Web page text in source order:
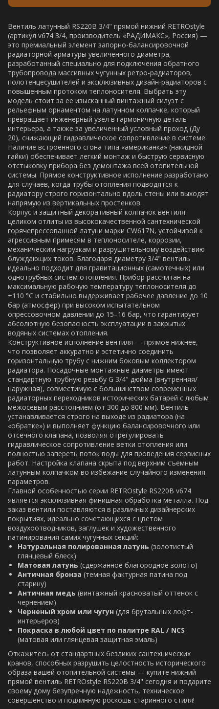
Вентиль латунный RS220B 3/4" прямой нижний RETROstyle
(артикул v674 3/4, производитель «РАДИМАКС», Россия) —
это премиальный элемент запорно-балансировочной
радиаторной арматуры увеличенного диаметра,
разработанный специально для подключения обратного
трубопровода массивных чугунных ретро-радиаторов,
полотенцесушителей и эксклюзивных дизайн-радиаторов с
повышенным протоком теплоносителя. Выбрать эту
модель стоит за ее изысканный винтажный силуэт с
рельефным орнаментом на латунном колпачке, который
превращает инженерный узел в гармоничную деталь
интерьера, а также за увеличенный условный проход (Ду
20), снижающий гидравлическое сопротивление в системе.
Наличие встроенного сгона типа «американка» (накидной
гайки) обеспечивает легкий монтаж и быструю сервисную
отстыковку прибора без демонтажа всей отопительной
системы. Прямое конструктивное исполнение разработано
для случаев, когда трубы отопления подводятся к
радиатору строго горизонтально вдоль стены или выходят
напрямую из вертикальных простенков.
Корпус и защитный декоративный колпачок вентиля
целиком отлиты из высококачественной сантехнической
горячепрессованной латуни марки CW617N, устойчивой к
агрессивным примесям в теплоносителе, коррозии,
механическим нагрузкам и разрушительному воздействию
блуждающих токов. Благодаря диаметру 3/4" вентиль
идеально подходит для гравитационных (самотечных) или
однотрубных систем отопления. Прибор рассчитан на
максимальную рабочую температуру теплоносителя до
+110 °C и стабильно выдерживает рабочее давление до 10
бар (атмосфер) при высоком испытательном
опрессовочном давлении до 15–16 бар, что гарантирует
абсолютную безопасность эксплуатации в закрытых
водяных системах отопления.
Конструктивное исполнение вентиля — прямое нижнее,
что позволяет аккуратно и эстетично соединить
горизонтальную трубу с нижним боковым коллектором
радиатора. Посадочные монтажные диаметры имеют
стандартную трубную резьбу G 3/4" дюйма (внутренняя/
наружная), совместимую с большинством современных
радиаторных переходников исторических батарей с любым
межосевым расстоянием (от 300 до 800 мм). Вентиль
устанавливается строго на выходе из радиатора (на
«обратке») и выполняет функцию балансировочного или
отсечного клапана, позволяя отрегулировать
гидравлическое сопротивление ветки отопления или
полностью запереть поток воды для проведения сервисных
работ. Настройка клапана скрыта под верхним съемным
латунным колпачком во избежание случайного изменения
параметров.
Главной особенностью серии RETROstyle RS220B v674
является эксклюзивная финишная обработка металла. Под
заказ вентили поставляются в различных дизайнерских
покрытиях, идеально сочетающихся с цветом
воздухоотводчиков, заглушек и художественного
патинирования самих чугунных секций:
Натуральная полированная латунь (золотистый
глянцевый блеск)
Матовая латунь (сдержанное благородное золото)
Античная бронза (темная фактурная патина под
старину)
Античная медь (винтажный красноватый оттенок с
чернением)
Черненый хром или чугун (для брутальных лофт-
интерьеров)
Покраска в любой цвет по палитре RAL / NCS
(матовая или глянцевая защитная эмаль)
Откажитесь от стандартных безликих сантехнических
кранов, способных разрушить целостность исторического
образа вашей отопительной системы — купите нижний
прямой вентиль RETROstyle RS220B 3/4" сегодня и подарите
своему дому безупречную надежность, техническое
совершенство и подлинную роскошь старинного стиля!